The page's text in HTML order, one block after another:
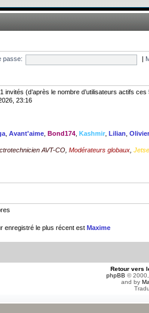
passe:
(d’après le nombre d’utilisateurs actifs
23:16
, Avant'aime, Bond174, Kashmir, Lilian
AVT-CO, Modérateurs globaux,
enregistré le plus récent est Maxime
Retour vers
phpBB ©
and by